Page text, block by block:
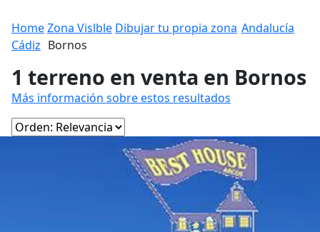
HomeZona Vislble Dibujar tu propia zona Andalucía
Cádiz Bornos
1 terreno en venta en Bornos
Más información sobre estos resultados